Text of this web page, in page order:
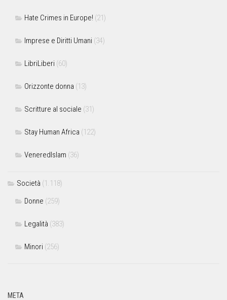
Hate Crimes in Europe! (21)
Imprese e Diritti Umani (34)
LibriLiberi (60)
Orizzonte donna (13)
Scritture al sociale (31)
Stay Human Africa (122)
VeneredIslam (36)
Società (1.118)
Donne (259)
Legalità (383)
Minori (256)
META